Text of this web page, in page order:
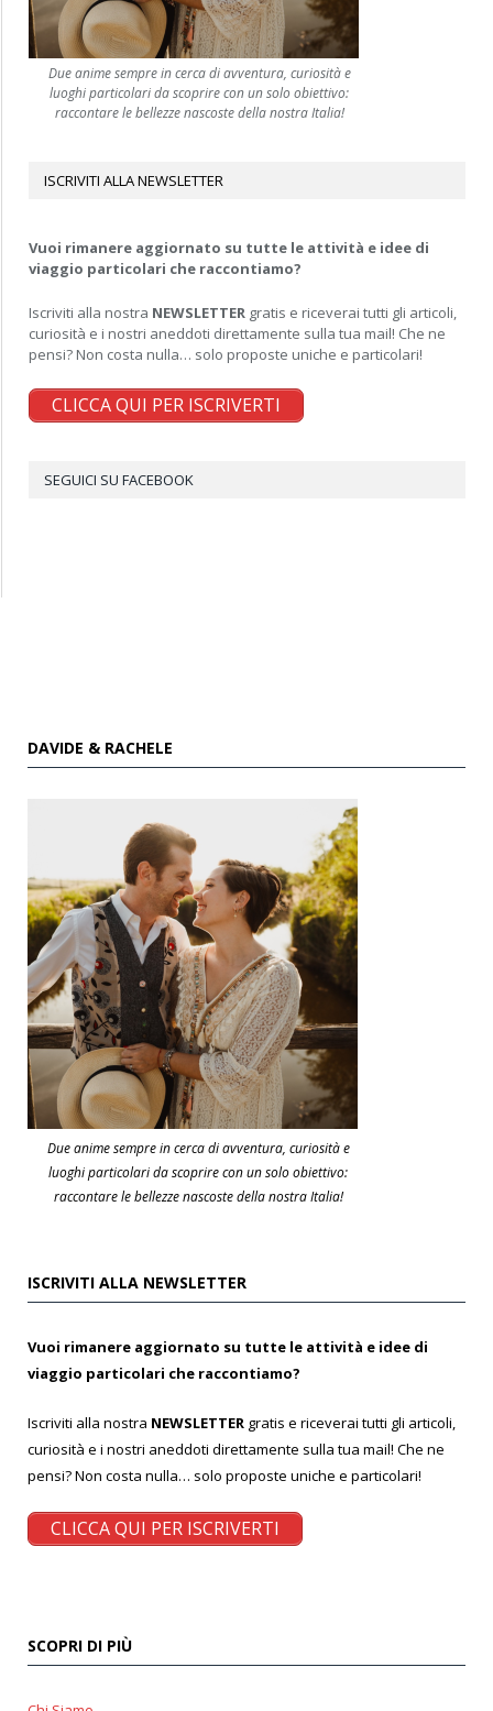
Due anime sempre in cerca di avventura, curiosità e
luoghi particolari da scoprire con un solo obiettivo:
raccontare le bellezze nascoste della nostra Italia!
ISCRIVITI ALLA NEWSLETTER
Vuoi rimanere aggiornato su tutte le attività e idee di
viaggio particolari che raccontiamo?
Iscriviti alla nostra NEWSLETTER gratis e riceverai tutti gli articoli,
curiosità e i nostri aneddoti direttamente sulla tua mail! Che ne
pensi? Non costa nulla… solo proposte uniche e particolari!
CLICCA QUI PER ISCRIVERTI
SEGUICI SU FACEBOOK
DAVIDE & RACHELE
Due anime sempre in cerca di avventura, curiosità e
luoghi particolari da scoprire con un solo obiettivo:
raccontare le bellezze nascoste della nostra Italia!
ISCRIVITI ALLA NEWSLETTER
Vuoi rimanere aggiornato su tutte le attività e idee di
viaggio particolari che raccontiamo?
Iscriviti alla nostra NEWSLETTER gratis e riceverai tutti gli articoli,
curiosità e i nostri aneddoti direttamente sulla tua mail! Che ne
pensi? Non costa nulla… solo proposte uniche e particolari!
CLICCA QUI PER ISCRIVERTI
SCOPRI DI PIÙ